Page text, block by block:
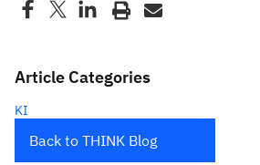
Article Categories
KI
Back to THINK Blog